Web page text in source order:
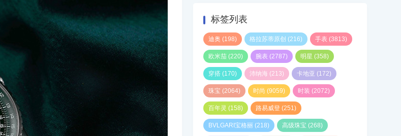
标签列表
迪奥 (198) 格拉苏蒂原创 (216) 手表 (3813)
欧米茄 (220) 腕表 (2787) 明星 (358)
穿搭 (170) 沛纳海 (213) 卡地亚 (172)
珠宝 (2064) 时尚 (9059) 时装 (2072)
百年灵 (158) 路易威登 (251)
BVLGARI宝格丽 (218) 高级珠宝 (268)